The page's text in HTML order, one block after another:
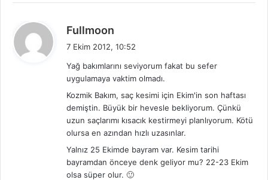
Fullmoon
i
k
i
:
7 Ekim 2012, 10:52
Yağ bakımlarını seviyorum fakat bu sefer
uygulamaya vaktim olmadı.
Kozmik Bakım, saç kesimi için Ekim'in son haftası
demiştin. Büyük bir hevesle bekliyorum. Çünkü
uzun saçlarımı kısacık kestirmeyi planlıyorum. Kötü
olursa en azından hızlı uzasınlar.
Yalnız 25 Ekimde bayram var. Kesim tarihi
bayramdan önceye denk geliyor mu? 22-23 Ekim
olsa süper olur. 🙂